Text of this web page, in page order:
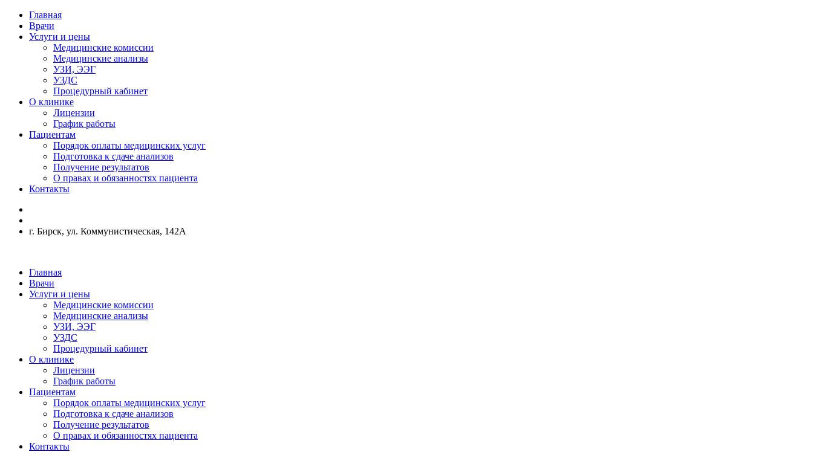
Главная
Врачи
Услуги и цены
Медицинские комиссии
Медицинские анализы
УЗИ, ЭЭГ
УЗДС
Процедурный кабинет
О клинике
Лицензии
График работы
Пациентам
Порядок оплаты медицинских услуг
Подготовка к сдаче анализов
Получение результатов
О правах и обязанностях пациента
Контакты
г. Бирск, ул. Коммунистическая, 142А
Главная
Врачи
Услуги и цены
Медицинские комиссии
Медицинские анализы
УЗИ, ЭЭГ
УЗДС
Процедурный кабинет
О клинике
Лицензии
График работы
Пациентам
Порядок оплаты медицинских услуг
Подготовка к сдаче анализов
Получение результатов
О правах и обязанностях пациента
Контакты